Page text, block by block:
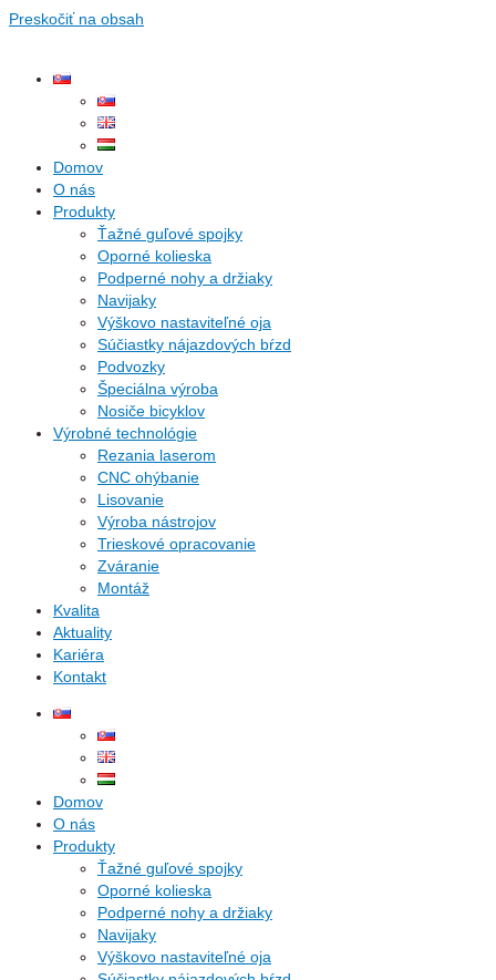
Preskočiť na obsah
Domov
O nás
Produkty
Ťažné guľové spojky
Oporné kolieska
Podperné nohy a držiaky
Navijaky
Výškovo nastaviteľné oja
Súčiastky nájazdových bŕzd
Podvozky
Špeciálna výroba
Nosiče bicyklov
Výrobné technológie
Rezania laserom
CNC ohýbanie
Lisovanie
Výroba nástrojov
Trieskové opracovanie
Zváranie
Montáž
Kvalita
Aktuality
Kariéra
Kontakt
Domov
O nás
Produkty
Ťažné guľové spojky
Oporné kolieska
Podperné nohy a držiaky
Navijaky
Výškovo nastaviteľné oja